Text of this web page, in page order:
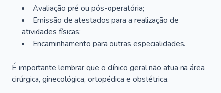
Avaliação pré ou pós-operatória;
Emissão de atestados para a realização de
atividades físicas;
Encaminhamento para outras especialidades.
É importante lembrar que o clínico geral não atua na área
cirúrgica, ginecológica, ortopédica e obstétrica.